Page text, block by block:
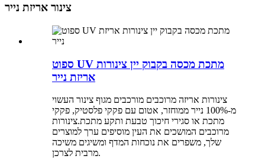
צינור אריזת נייר
ספוט UV מתכת מכסה בקבוק יין צינורות
אריזת נייר
צינורות אריזה מרוכבים מורכבים מגוף צינור העשוי
מ-100% נייר ממוחזר, אטום עם פקקי פלסטיק, פקקי
מתכת או סגירי חיכוך טבעת ותקע מתכת.צינורות
מרוכבים המושכים את העין מוסיפים ערך למוצרים
שלך, משפרים את נוכחות המדף ומשיגים משיכה
מרבית לצרכן.